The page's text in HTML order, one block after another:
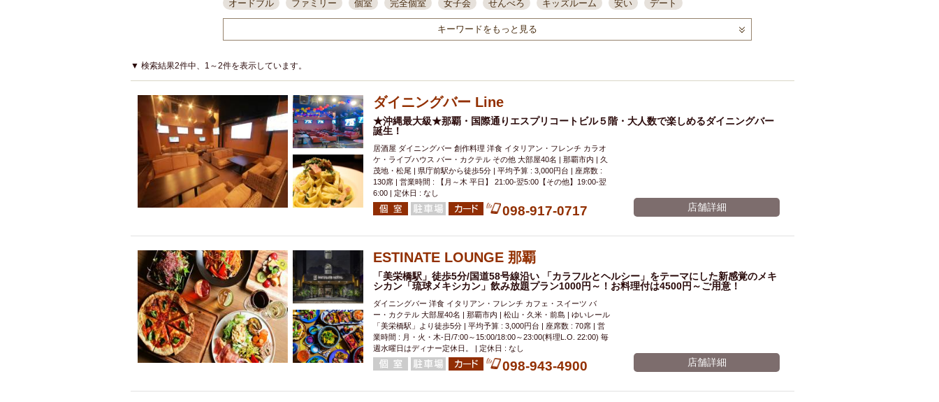
オードブル
ファミリー 個室 完全個室 女子会 せんべろ キッズルーム 安い
デート
一人飲み 誕生日 大人数
接待・会食
ちょい飲み コスパ最高 肉料理 模合 インスタ映え 座敷席 記念日 泡盛
喫煙可
結婚式二次会
夜10時以降入店可
県産魚 焼鳥 忘年会コース レモンサワー 観光客に人気 大部屋30名
カウンター
大部屋20名 落ち着いた空間 4000円台コース 合コン
カード可
厳選日本酒 鮮魚 大衆酒場 ノンアルコールビール ウィスキー テレビ 飲み会
掘りごたつ
3000円台コース
ピザ 焼酎
アサヒスーパードライ
県庁前駅周辺 大部屋40名 旭橋駅周辺 沖縄料理 スイーツ
大部屋50名以上～
オリオン 海ぶどう パスタ 民謡・生演奏 気軽に一杯
ハッピーアワー
アグー豚 プレミアムモルツ
肉の日 おもろまち駅周辺 オープンテラス マトン・ラム肉
洋食
キリン一番搾り
エビ カレー チャージ無し 牡蠣 夜景・景色◎ 夜12時以降入店可
サプライズ
アレルギー対応可能
牧志駅周辺 ペット同伴 ビアガーデン チーズ
ダイエット中におススメ
沖縄そば 串揚げ バレンタイン 立ち飲み 5000円以上コース 地中海料理
鍋
ソファー
激辛料理 石垣牛
ファーストフード
スペシャルディナー ホルモン(もつ) 炭火焼 ペイディ（給料日）
スクリーン
スペインバル・イタリアンバール 食べ放題 動物カフェ＆バー 屋富祖地区
カニ
カフェ ジビエ 安里駅周辺 アジア・エスニック 熱燗 イタリアン
古島駅周辺
炉端焼き
ふぐ料理
ホッピー
焼肉 電気ブラン エビスビール ウェディング 58KACHA-SEA
バイキング（ビュッフェ）
キーワードをもっと見る
▼ 検索結果2件中、1～2件を表示しています。
ダイニングバー Line
★沖縄最大級★那覇・国際通りエスプリコートビル５階・大人数で楽しめるダイニングバー
誕生！
居酒屋 ダイニングバー 創作料理 洋食 イタリアン・フレンチ カラオ
ケ・ライブハウス バー・カクテル その他 大部屋40名 | 那覇市内 | 久
茂地・松尾 | 県庁前駅から徒歩5分 | 平均予算 : 3,000円台 | 座席数 :
130席 | 営業時間 : 【月～木 平日】 21:00-翌5:00【その他】19:00-翌
6:00 | 定休日 : なし
098-917-0717 店舗詳細
ESTINATE LOUNGE 那覇
「美栄橋駅」徒歩5分/国道58号線沿い 「カラフルとヘルシー」をテーマにした新感覚のメキ
シカン「琉球メキシカン」飲み放題プラン1000円～！お料理付は4500円～ご用意！
ダイニングバー 洋食 イタリアン・フレンチ カフェ・スイーツ バ
ー・カクテル 大部屋40名 | 那覇市内 | 松山・久米・前島 | ゆいレール
「美栄橋駅」より徒歩5分 | 平均予算 : 3,000円台 | 座席数 : 70席 | 営
業時間 : 月・火・木-日/7:00～15:00/18:00～23:00(料理L.O. 22:00) 毎
週水曜日はディナー定休日。 | 定休日 : なし
098-943-4900 店舗詳細